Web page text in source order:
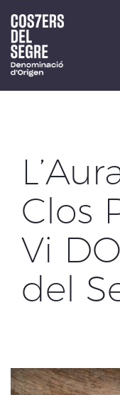
main
content
Clos
Vi
del